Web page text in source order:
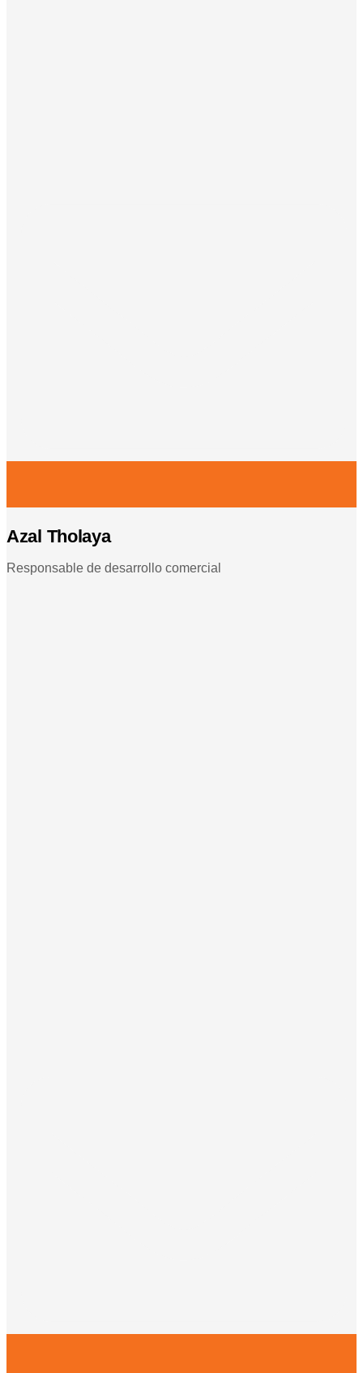
Azal Tholaya
Responsable de desarrollo comercial